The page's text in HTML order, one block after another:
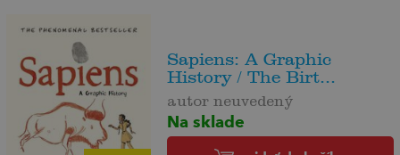
Sapiens: A Graphic
History / The Birt...
autor neuvedený
Na sklade